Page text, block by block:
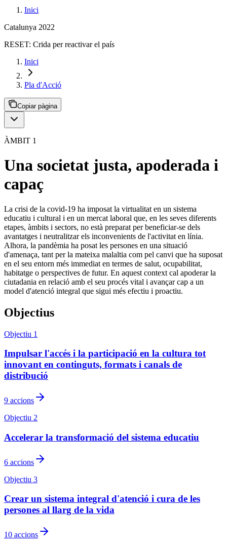
Inici
Catalunya 2022
RESET: Crida per reactivar el país
Inici
Pla d'Acció
Copiar pàgina
ÀMBIT 1
Una societat justa, apoderada i
capaç
La crisi de la covid-19 ha imposat la virtualitat en un sistema
educatiu i cultural i en un mercat laboral que, en les seves diferents
etapes, àmbits i sectors, no està preparat per beneficiar-se dels
avantatges i neutralitzar els inconvenients de l'activitat en línia.
Alhora, la pandèmia ha posat les persones en una situació
d'amenaça, tant per la mateixa malaltia com pel canvi que ha suposat
en el seu entorn més immediat en termes de salut, ocupabilitat,
habitatge o perspectives de futur. En aquest context cal apoderar la
ciutadania en relació amb el seu procés vital i avançar cap a un
model d'atenció integral que sigui més efectiu i proactiu.
Objectius
Objectiu 1
Impulsar l'accés i la participació en la cultura tot
innovant en continguts, formats i canals de
distribució
9 accions
Objectiu 2
Accelerar la transformació del sistema educatiu
6 accions
Objectiu 3
Crear un sistema integral d'atenció i cura de les
persones al llarg de la vida
10 accions